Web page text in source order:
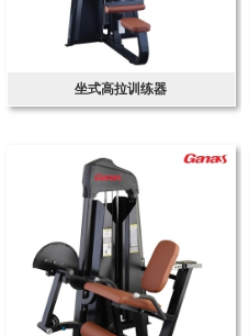
坐式高拉训练器